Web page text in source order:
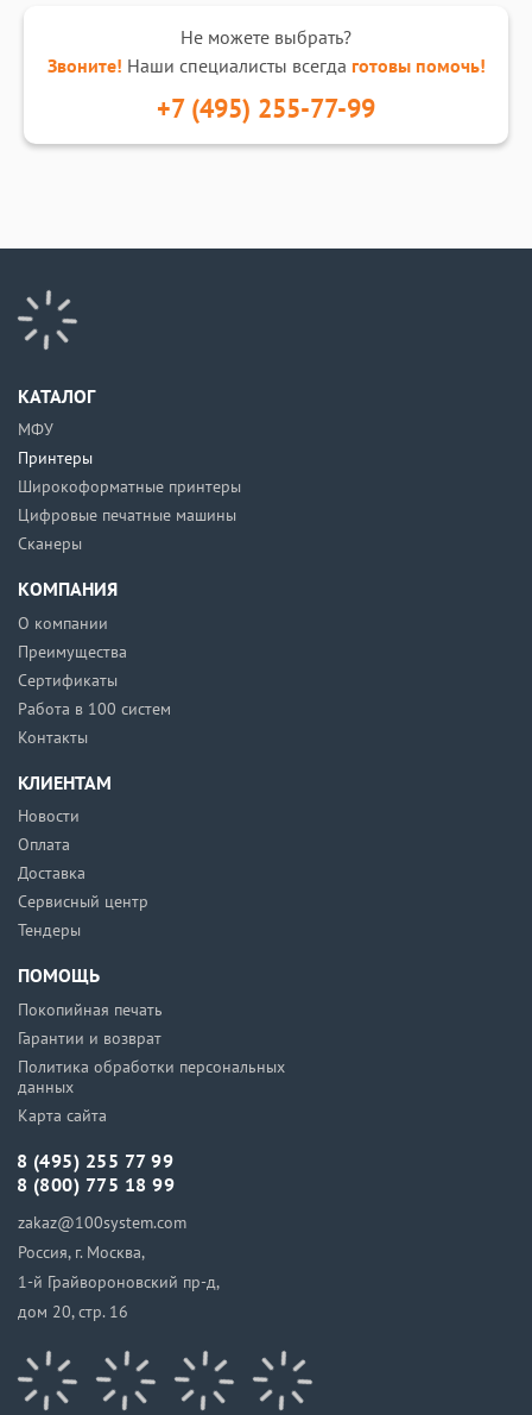
Не можете выбрать?
Звоните! Наши специалисты всегда готовы помочь!
+7 (495) 255-77-99
КАТАЛОГ
МФУ
Принтеры
Широкоформатные принтеры
Цифровые печатные машины
Сканеры
КОМПАНИЯ
О компании
Преимущества
Сертификаты
Работа в 100 систем
Контакты
КЛИЕНТАМ
Новости
Оплата
Доставка
Сервисный центр
Тендеры
ПОМОЩЬ
Покопийная печать
Гарантии и возврат
Политика обработки персональных
данных
Карта сайта
8 (495) 255 77 99
8 (800) 775 18 99
zakaz@100system.com
Россия, г. Москва,
1-й Грайвороновский пр-д,
дом 20, стр. 16